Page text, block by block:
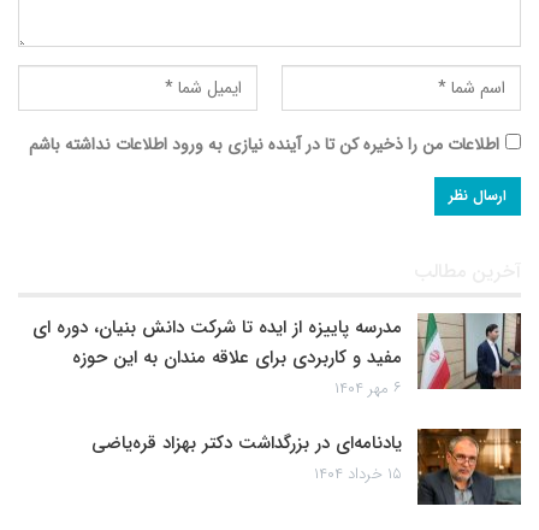
اطلاعات من را ذخیره کن تا در آینده نیازی به ورود اطلاعات نداشته باشم
آخرین مطالب
مدرسه پاییزه از ایده تا شرکت دانش بنیان، دوره ای
مفید و کاربردی برای علاقه مندان به این حوزه
۶ مهر ۱۴۰۴
یادنامه‌ای در بزرگداشت دکتر بهزاد قره‌یاضی
۱۵ خرداد ۱۴۰۴